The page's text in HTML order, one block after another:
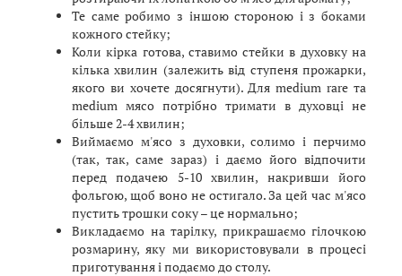
Те саме робимо з іншою стороною і з боками
кожного стейку;
Коли кірка готова, ставимо стейки в духовку на
кілька хвилин (залежить від ступеня прожарки,
якого ви хочете досягнути). Для medium rare та
medium мясо потрібно тримати в духовці не
більше 2-4 хвилин;
Виймаємо м'ясо з духовки, солимо і перчимо
(так, так, саме зараз) і даємо його відпочити
перед подачею 5-10 хвилин, накривши його
фольгою, щоб воно не остигало. За цей час м'ясо
пустить трошки соку – це нормально;
Викладаємо на тарілку, прикрашаємо гілочкою
розмарину, яку ми використовували в процесі
приготування і подаємо до столу.